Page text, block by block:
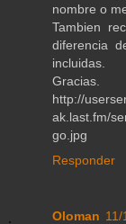
nombre o
Tambien
diferencia
incluidas.
Gracias.
http://
ak.last.fm/
go.jpg
Responder
Oloman 11/